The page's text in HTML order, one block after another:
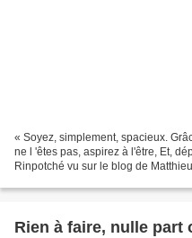
« Soyez, simplement, spacieux.
ne l 'êtes pas, aspirez à l'être, Et,
Rinpotché vu sur le blog de
Rien à faire, nulle part